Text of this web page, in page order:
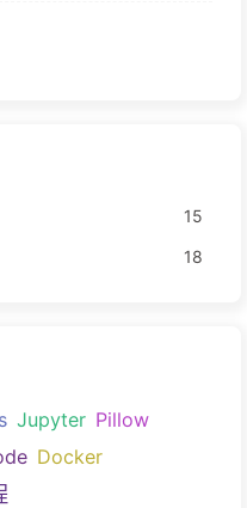
15
18
Jupyter Pillow
Docker